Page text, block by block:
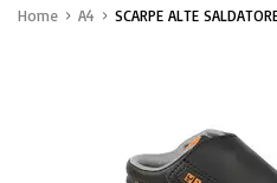
Home A4 SCARPE ALTE